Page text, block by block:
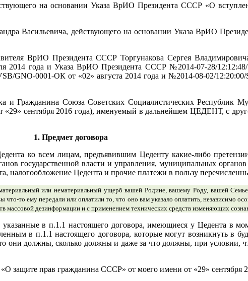
на основании Указа ВрИО Президента СССР «О
Васильевича, действующего на основании Указа ВрИО
ВрИО Президента СССР Торгунакова Сергея
года и Указа ВрИО Президента СССР №2014-07-28/
/GNO-0001-ОК от «02» августа 2014 года и №2014-08-02/12:20:00/
и Гражданина Союза Советских Социалистических Республик
«29» сентября 2016 года), именуемый в дальнейшем ЦЕДЕНТ, с
1. Предмет договора
ко всем лицам, предъявившим Цеденту какие-либо
государственной власти и управления, муниципальных
Цедента и прочие платежи в пользу
или нематериальный ущерб вашей Родине, вашему Роду, вашей
то ему передали или оплатили то, что оно вам указало оплатить, независимо
массовой дезинформации и с применением технических средств изменяющих
в п.1.1 настоящего договора, имеющиеся у Цедента в
в п.1.1 настоящего договора, которые могут возникнуть в
они должны, сколько должны и даже за что должны, при условии,
защите прав гражданина СССР» от моего имени от «29» сентября